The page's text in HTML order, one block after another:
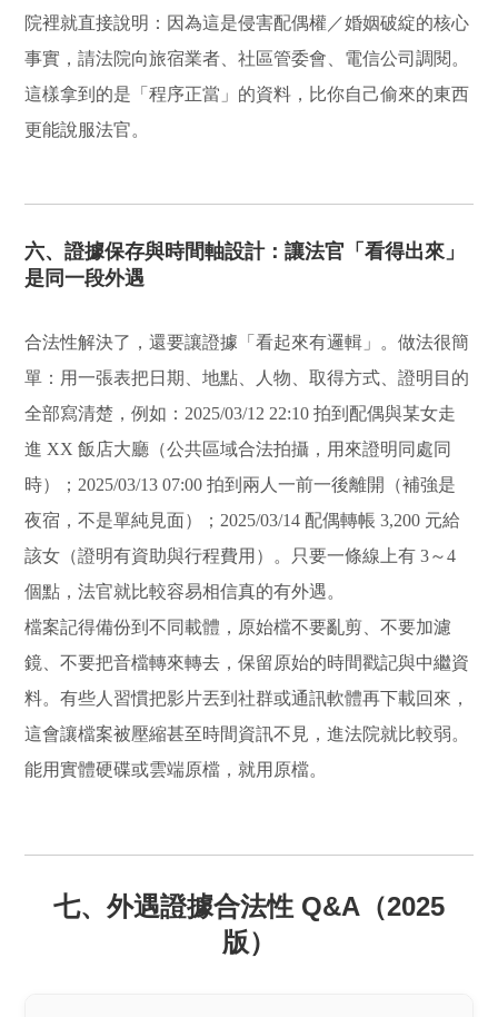
院裡就直接說明：因為這是侵害配偶權／婚姻破綻的核心
事實，請法院向旅宿業者、社區管委會、電信公司調閱。
這樣拿到的是「程序正當」的資料，比你自己偷來的東西
更能說服法官。
六、證據保存與時間軸設計：讓法官「看得出來」
是同一段外遇
合法性解決了，還要讓證據「看起來有邏輯」。做法很簡
單：用一張表把日期、地點、人物、取得方式、證明目的
全部寫清楚，例如：2025/03/12 22:10 拍到配偶與某女走
進 XX 飯店大廳（公共區域合法拍攝，用來證明同處同
時）；2025/03/13 07:00 拍到兩人一前一後離開（補強是
夜宿，不是單純見面）；2025/03/14 配偶轉帳 3,200 元給
該女（證明有資助與行程費用）。只要一條線上有 3～4
個點，法官就比較容易相信真的有外遇。
檔案記得備份到不同載體，原始檔不要亂剪、不要加濾
鏡、不要把音檔轉來轉去，保留原始的時間戳記與中繼資
料。有些人習慣把影片丟到社群或通訊軟體再下載回來，
這會讓檔案被壓縮甚至時間資訊不見，進法院就比較弱。
能用實體硬碟或雲端原檔，就用原檔。
七、外遇證據合法性 Q&A（2025
版）